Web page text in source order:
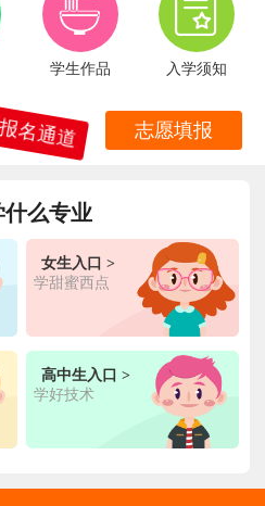
学生作品 入学须知
名通道 志愿填报
什么专业
女生入口 >
学甜蜜西点
高中生入口 >
学好技术